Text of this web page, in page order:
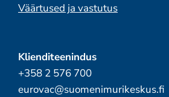
Väärtused ja vastutus
Klienditeenindus
+358 2 576 700
eurovac@suomenimurikeskus.fi